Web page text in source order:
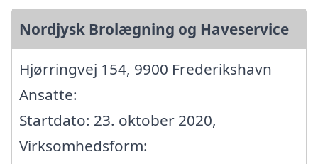
Nordjysk Brolægning og Haveservice
Hjørringvej 154, 9900 Frederikshavn
Ansatte:
Startdato: 23. oktober 2020,
Virksomhedsform: